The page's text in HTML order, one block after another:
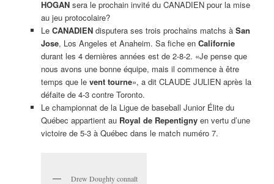
HOGAN sera le prochain invité du CANADIEN pour la mise
au jeu protocolaire?
Le CANADIENdisputera ses trois prochains matchs à San
Jose, Los Angeles et Anaheim. Sa fiche en Californie
durant les 4 dernières années est de 2-8-2. «Je pense que
nous avons une bonne équipe, mais il commence à être
temps que le vent tourne», a dit CLAUDE JULIEN après la
défaite de 4-3 contre Toronto.
Le championnat de la Ligue de baseball Junior Élite du
Québec appartient au Royal de Repentignyen vertu d’une
victoire de 5-3 à Québec dans le match numéro 7.
Drew Doughty connaît